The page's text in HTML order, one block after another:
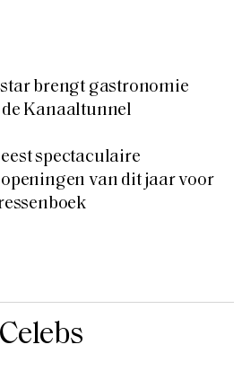
brengt gastronomie
Kanaaltunnel
spectaculaire
van dit jaar voor
Celebs